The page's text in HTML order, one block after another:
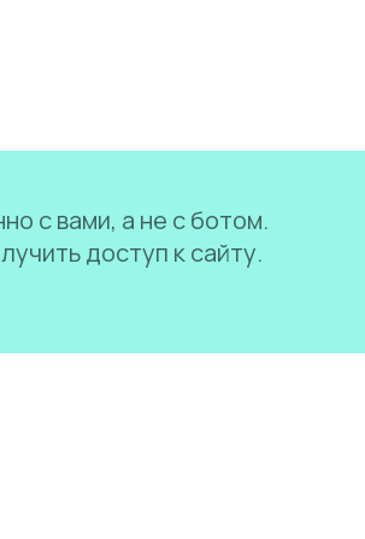
с вами, а не с ботом.
доступ к сайту.